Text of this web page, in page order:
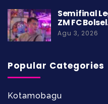
Semifinal
ZM FC
Agu 3, 2026
Popular Categories
Kotamobagu